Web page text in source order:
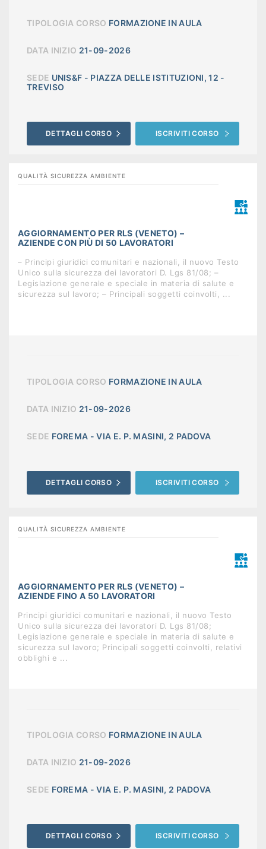
TIPOLOGIA CORSO FORMAZIONE IN AULA
DATA INIZIO 21-09-2026
SEDE UNIS&F - PIAZZA DELLE ISTITUZIONI, 12 -
TREVISO
DETTAGLI CORSO ISCRIVITI CORSO
QUALITÀ SICUREZZA AMBIENTE
AGGIORNAMENTO PER RLS (VENETO) –
AZIENDE CON PIÙ DI 50 LAVORATORI
– Principi giuridici comunitari e nazionali, il nuovo Testo
Unico sulla sicurezza dei lavoratori D. Lgs 81/08; –
Legislazione generale e speciale in materia di salute e
sicurezza sul lavoro; – Principali soggetti coinvolti, ...
TIPOLOGIA CORSO FORMAZIONE IN AULA
DATA INIZIO 21-09-2026
SEDE FOREMA - VIA E. P. MASINI, 2 PADOVA
DETTAGLI CORSO ISCRIVITI CORSO
QUALITÀ SICUREZZA AMBIENTE
AGGIORNAMENTO PER RLS (VENETO) –
AZIENDE FINO A 50 LAVORATORI
Principi giuridici comunitari e nazionali, il nuovo Testo
Unico sulla sicurezza dei lavoratori D. Lgs 81/08;
Legislazione generale e speciale in materia di salute e
sicurezza sul lavoro; Principali soggetti coinvolti, relativi
obblighi e ...
TIPOLOGIA CORSO FORMAZIONE IN AULA
DATA INIZIO 21-09-2026
SEDE FOREMA - VIA E. P. MASINI, 2 PADOVA
DETTAGLI CORSO ISCRIVITI CORSO